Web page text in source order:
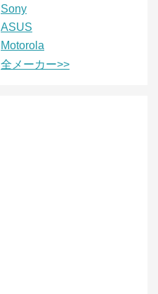
Sony
ASUS
Motorola
全メーカー>>